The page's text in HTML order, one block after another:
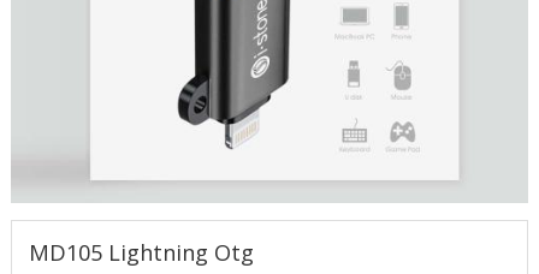
MD105 Lightning Otg